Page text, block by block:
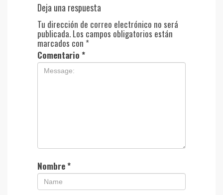
Deja una respuesta
Tu dirección de correo electrónico no será
publicada. Los campos obligatorios están
marcados con *
Comentario *
Nombre*